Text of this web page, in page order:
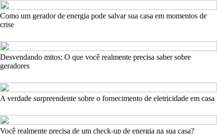
Como um gerador de energia pode salvar sua casa em momentos de
crise
Desvendando mitos: O que você realmente precisa saber sobre
geradores
A verdade surpreendente sobre o fornecimento de eletricidade em casa
Você realmente precisa de um check-up de energia na sua casa?